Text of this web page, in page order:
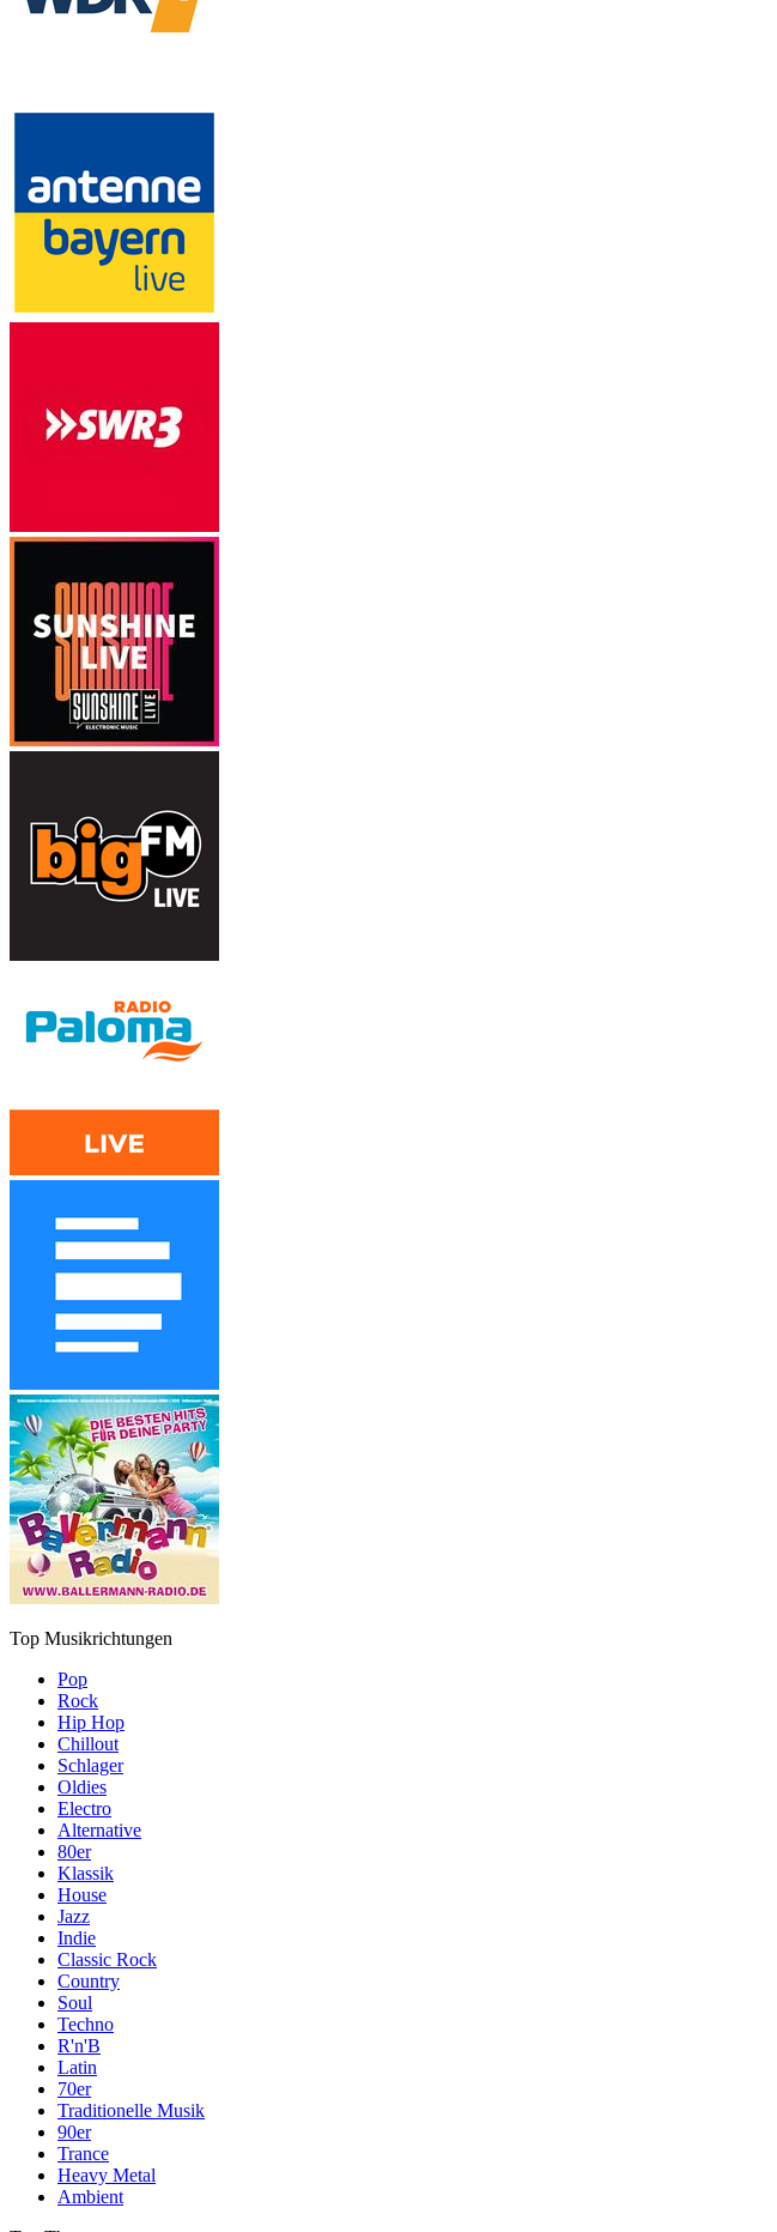
Top Musikrichtungen
Pop
Rock
Hip Hop
Chillout
Schlager
Oldies
Electro
Alternative
80er
Klassik
House
Jazz
Indie
Classic Rock
Country
Soul
Techno
R'n'B
Latin
70er
Traditionelle Musik
90er
Trance
Heavy Metal
Ambient